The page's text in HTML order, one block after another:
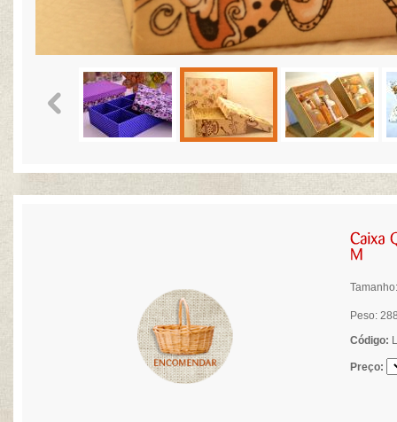
Peso:
Código:
Preço: